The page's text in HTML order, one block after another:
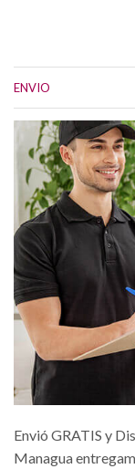
ENVIO
Envió GRATIS y
Managua